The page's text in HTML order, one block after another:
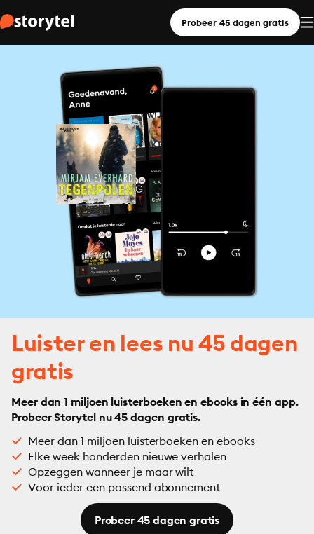
Probeer 45 dagen gratis
Luister en lees nu 45 dagen
gratis
Meer dan 1 miljoen luisterboeken en ebooks in één app.
Probeer Storytel nu 45 dagen gratis.
Meer dan 1 miljoen luisterboeken en ebooks
Elke week honderden nieuwe verhalen
Opzeggen wanneer je maar wilt
Voor ieder een passend abonnement
Probeer 45 dagen gratis